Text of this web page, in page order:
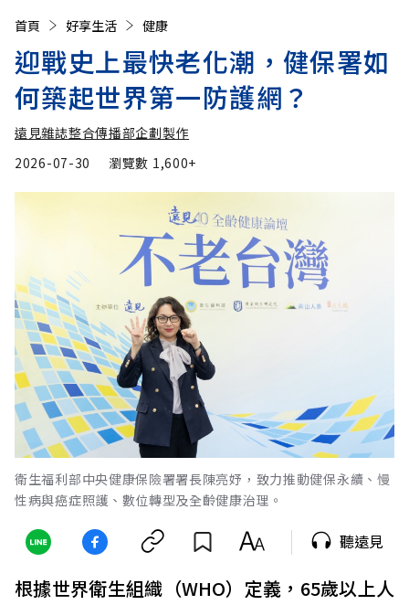
首頁 好享生活 健康
迎戰史上最快老化潮，健保署如
何築起世界第一防護網？
遠見雜誌整合傳播部企劃製作
2026-07-30
瀏覽數 1,600+
衛生福利部中央健康保險署署長陳亮妤，致力推動健保永續、慢
性病與癌症照護、數位轉型及全齡健康治理。
聽遠見
根據世界衛生組織（WHO）定義，65歲以上人